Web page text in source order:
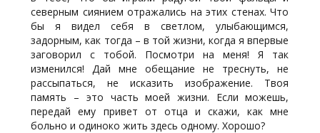
северным сиянием отражались на этих стенах. Что
бы я видел себя в светлом, улыбающимся,
задорным, как тогда – в той жизни, когда я впервые
заговорил с тобой. Посмотри на меня! Я так
изменился! Дай мне обещание не треснуть, не
рассыпаться, не исказить изображение. Твоя
память – это часть моей жизни. Если можешь,
передай ему привет от отца и скажи, как мне
больно и одиноко жить здесь одному. Хорошо?